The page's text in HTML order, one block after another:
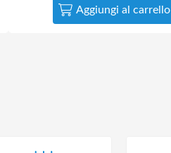
Aggiungi al carrello